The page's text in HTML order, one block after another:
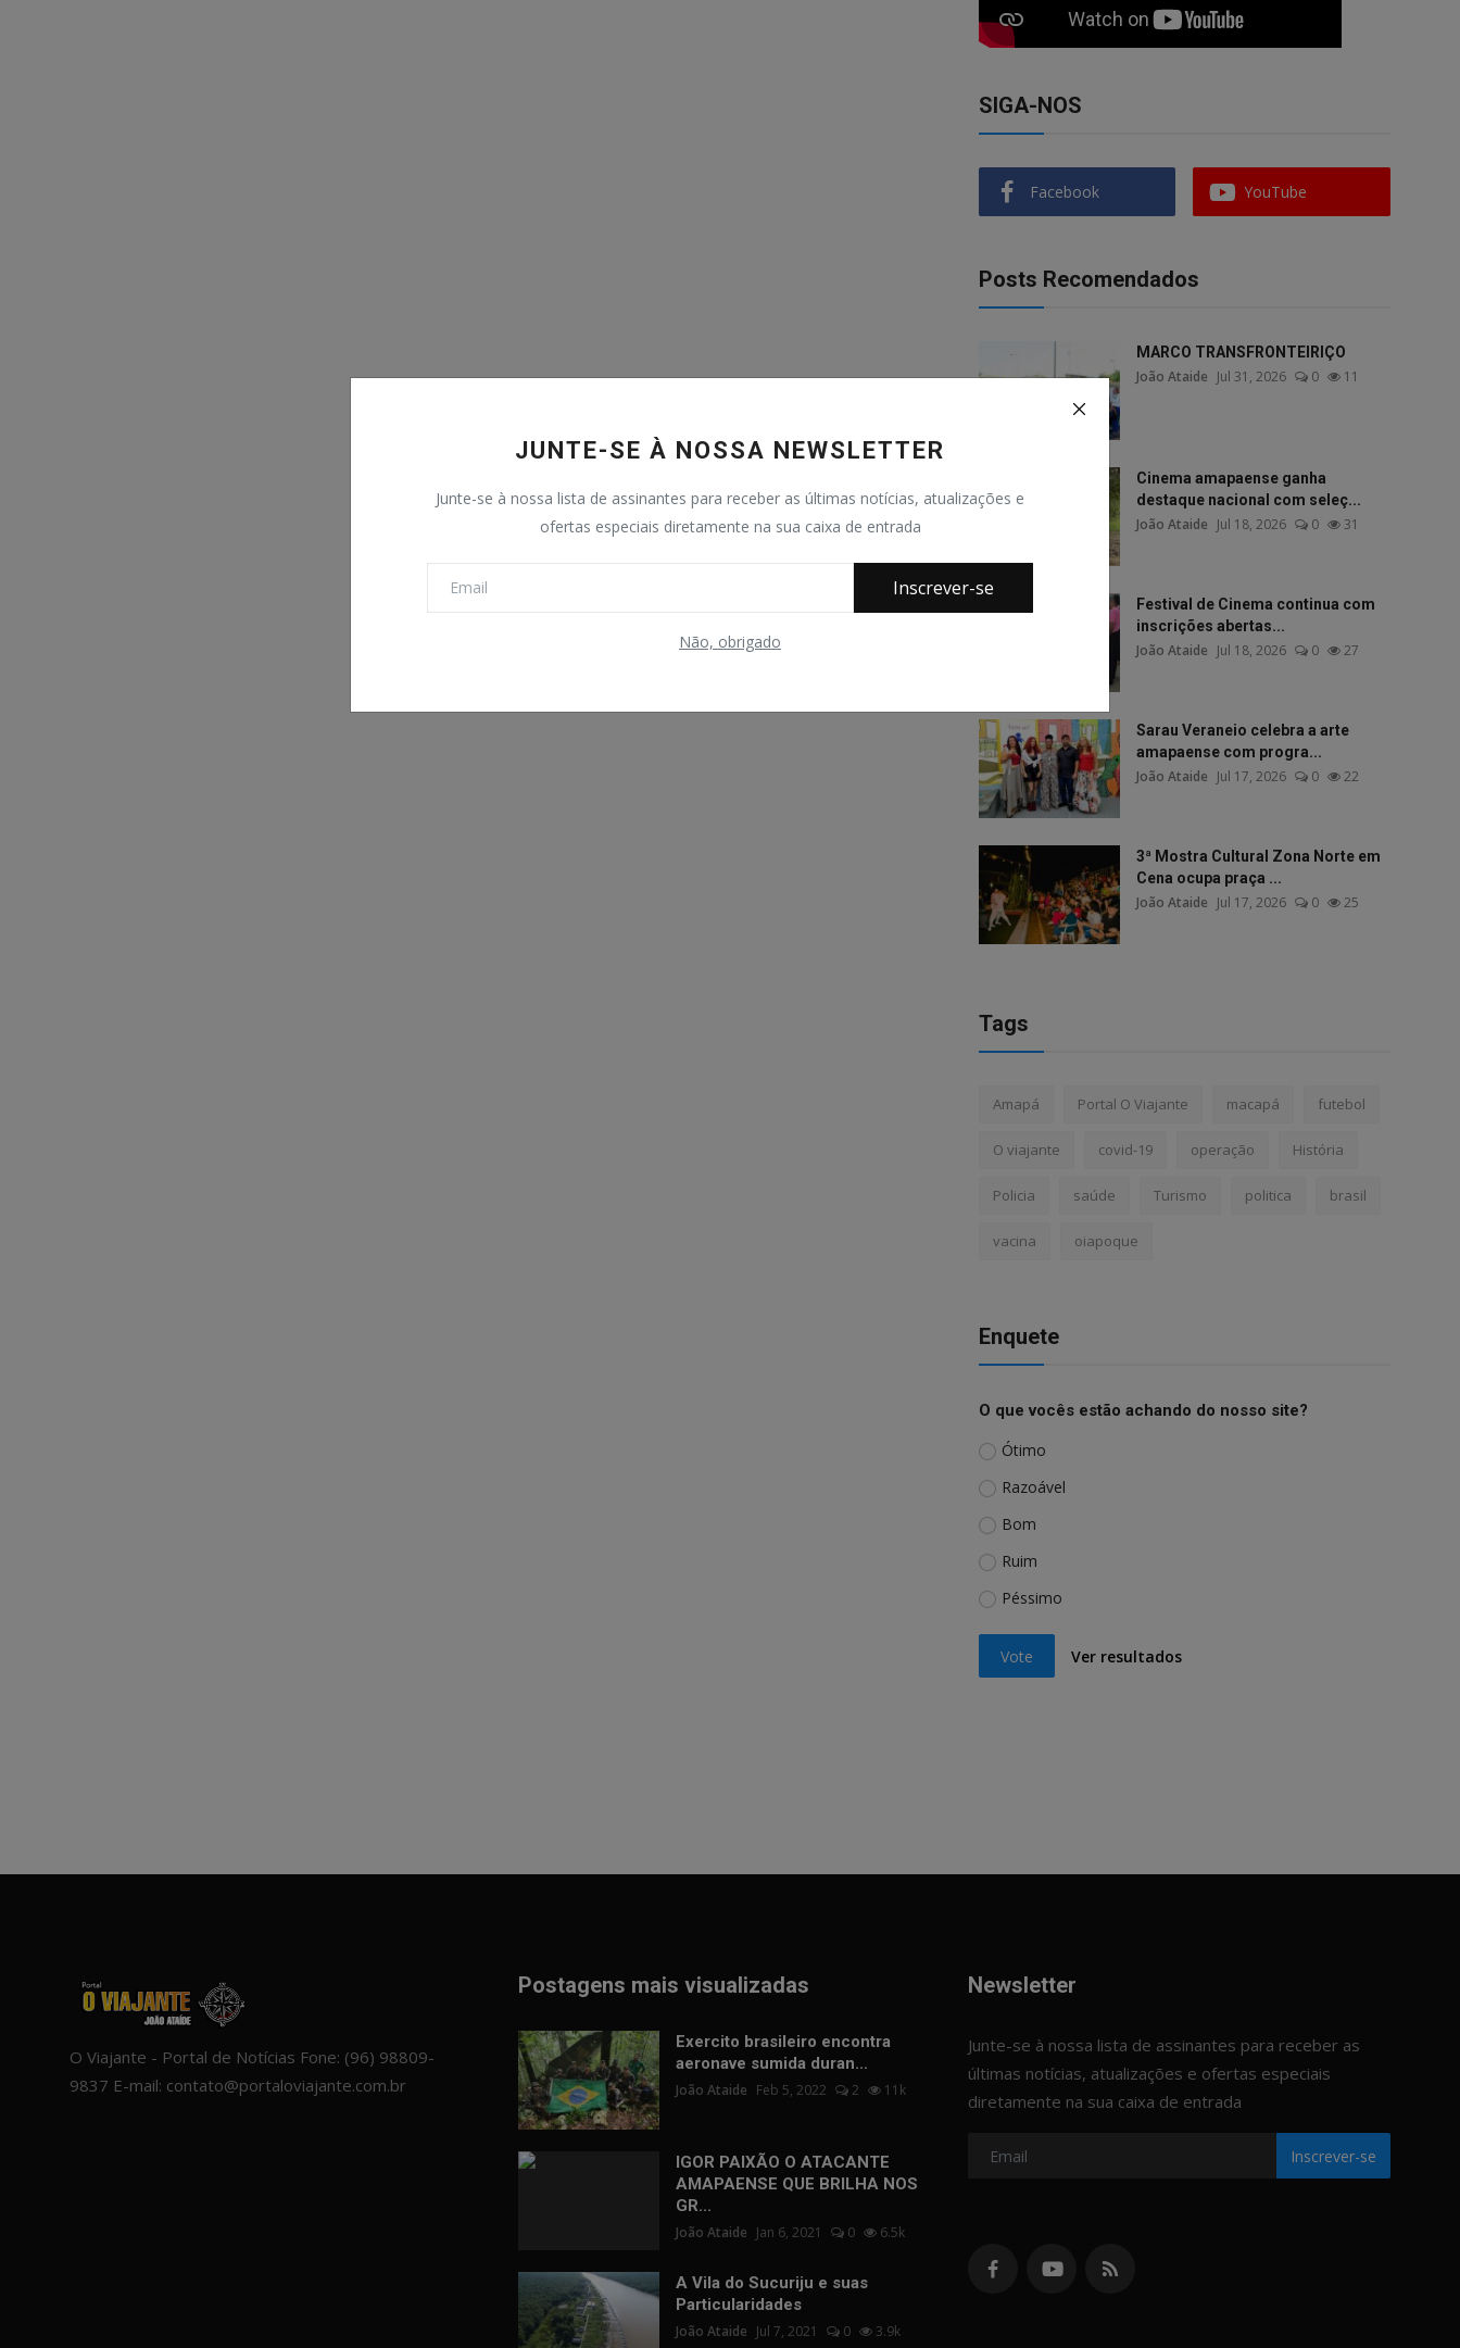
JUNTE-SE À NOSSA NEWSLETTER
Junte-se à nossa lista de assinantes para receber as últimas notícias, atualizações e
ofertas especiais diretamente na sua caixa de entrada
Inscrever-se
Não, obrigado
SIGA-NOS
Facebook YouTube
Posts Recomendados
MARCO TRANSFRONTEIRIÇO
João Ataide Jul 31, 2026 0 11
Cinema amapaense ganha
destaque nacional com seleç...
João Ataide Jul 18, 2026 0 31
Festival de Cinema continua com
inscrições abertas...
João Ataide Jul 18, 2026 0 27
Sarau Veraneio celebra a arte
amapaense com progra...
João Ataide Jul 17, 2026 0 22
3ª Mostra Cultural Zona Norte em
Cena ocupa praça ...
João Ataide Jul 17, 2026 0 25
Tags
Amapá Portal O Viajante macapá futebol
O viajante covid-19 operação História
Policia saúde Turismo politica brasil
vacina oiapoque
Enquete
O que vocês estão achando do nosso site?
Ótimo
Razoável
Bom
Ruim
Péssimo
Vote Ver resultados
O Viajante - Portal de Notícias Fone: (96) 98809-
9837 E-mail: contato@portaloviajante.com.br
Postagens mais visualizadas
Exercito brasileiro encontra
aeronave sumida duran...
João Ataide Feb 5, 2022 2 11k
IGOR PAIXÃO O ATACANTE
AMAPAENSE QUE BRILHA NOS
GR...
João Ataide Jan 6, 2021 0 6.5k
A Vila do Sucuriju e suas
Particularidades
João Ataide Jul 7, 2021 0 3.9k
Newsletter
Junte-se à nossa lista de assinantes para receber as
últimas notícias, atualizações e ofertas especiais
diretamente na sua caixa de entrada
Inscrever-se